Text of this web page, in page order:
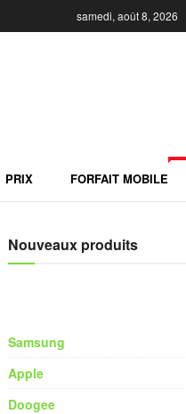
samedi, août 8, 2026
PRIX FORFAIT MOBILE
Nouveaux produits
Samsung
Apple
Doogee